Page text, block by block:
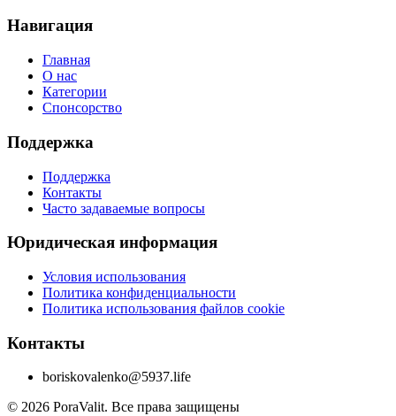
Навигация
Главная
О нас
Категории
Спонсорство
Поддержка
Поддержка
Контакты
Часто задаваемые вопросы
Юридическая информация
Условия использования
Политика конфиденциальности
Политика использования файлов cookie
Контакты
boriskovalenko@5937.life
© 2026 PoraValit. Все права защищены